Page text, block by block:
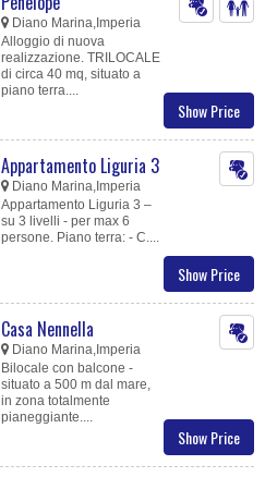
Show Price
Diano Marina,Imperia
Alloggio di nuova
realizzazione. TRILOCALE
di circa 40 mq, situato a
piano terra....
Show Price
Appartamento Liguria 3
Diano Marina,Imperia
Appartamento Liguria 3 –
su 3 livelli - per max 6
persone. Piano terra: - C....
Show Price
Casa Nennella
Diano Marina,Imperia
Bilocale con balcone -
situato a 500 m dal mare,
in zona totalmente
pianeggiante....